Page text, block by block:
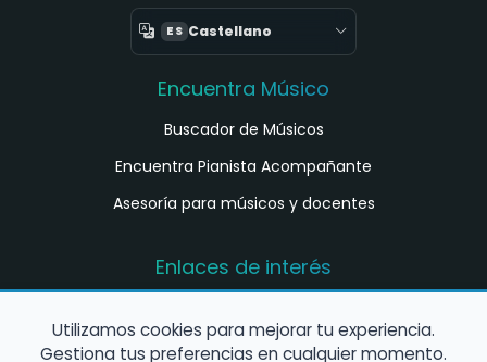
ES Castellano
Encuentra Músico
Buscador de Músicos
Encuentra Pianista Acompañante
Asesoría para músicos y docentes
Enlaces de interés
música en España
Utilizamos cookies para mejorar tu experiencia.
Gestiona tus preferencias en cualquier momento.